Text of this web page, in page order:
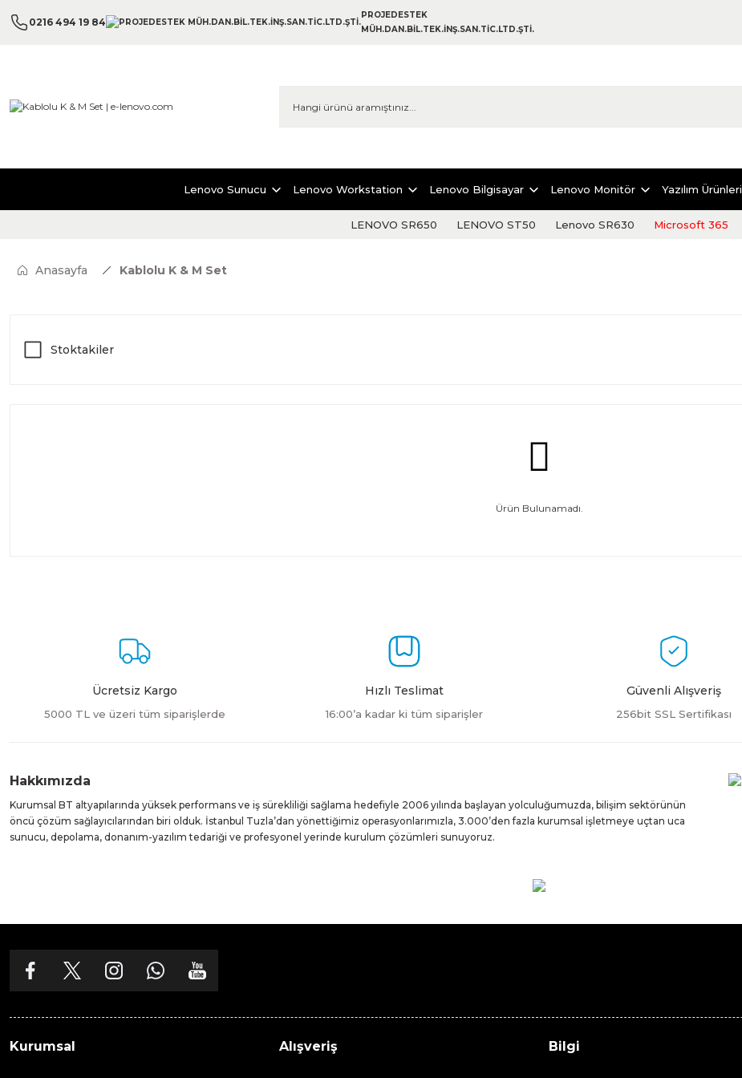
0216 494 19 84
PROJEDESTEK
MÜH.DAN.BİL.TEK.İNŞ.SAN.TİC.LTD.ŞTİ.
Lenovo Sunucu Lenovo Workstation Lenovo Bilgisayar Lenovo Monitör Yazılım Ürünleri
LENOVO SR650 LENOVO ST50 Lenovo SR630 Microsoft 365
Anasayfa Kablolu K & M Set
Stoktakiler
Ürün Bulunamadı.
Ücretsiz Kargo
5000 TL ve üzeri tüm siparişlerde
Hızlı Teslimat
16:00’a kadar ki tüm siparişler
Güvenli Alışveriş
256bit SSL Sertifikası
Hakkımızda
Kurumsal BT altyapılarında yüksek performans ve iş sürekliliği sağlama hedefiyle 2006 yılında başlayan yolculuğumuzda, bilişim sektörünün
öncü çözüm sağlayıcılarından biri olduk. İstanbul Tuzla’dan yönettiğimiz operasyonlarımızla, 3.000’den fazla kurumsal işletmeye uçtan uca
sunucu, depolama, donanım-yazılım tedariği ve profesyonel yerinde kurulum çözümleri sunuyoruz.
Kurumsal Alışveriş Bilgi